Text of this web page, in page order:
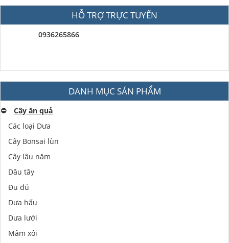
HỖ TRỢ TRỰC TUYẾN
0936265866
DANH MỤC SẢN PHẨM
⛔️
Cây ăn quả
Các loại Dưa
Cây Bonsai lùn
Cây lâu năm
Dâu tây
Đu đủ
Dưa hấu
Dưa lưới
Mâm xôi